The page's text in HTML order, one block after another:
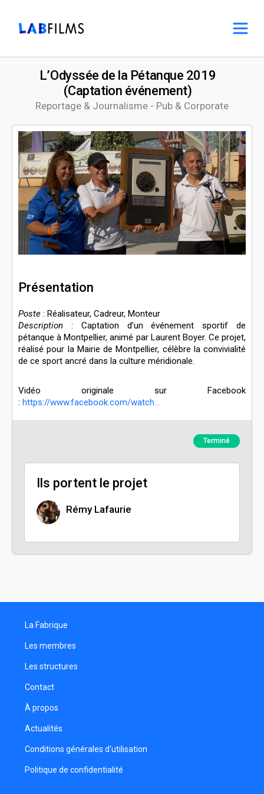
Reportage & Journalisme - Pub & Corporate
L’Odyssée de la Pétanque 2019
(Captation événement)
Présentation
Poste : Réalisateur, Cadreur, Monteur
Description : Captation d’un événement sportif de
pétanque à Montpellier, animé par Laurent Boyer. Ce projet,
réalisé pour la Mairie de Montpellier, célèbre la convivialité
de ce sport ancré dans la culture méridionale.
Vidéo originale sur Facebook
: https://www.facebook.com/watch...
Terminé
Ils portent le projet
Rémy Lafaurie
La Fabrique
Les membres
Les structures
Contact
À propos
Actualités
Conditions générales d'utilisation
Politique de confidentialité